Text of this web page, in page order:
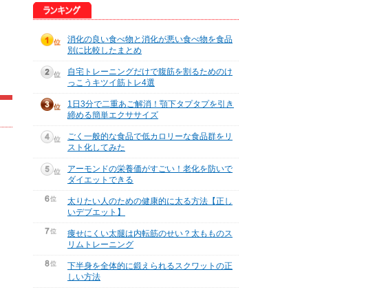
消化の良い食べ物と消化が悪い食べ物を食品
別に比較したまとめ
自宅トレーニングだけで腹筋を割るためのけ
っこうキツイ筋トレ4選
1日3分で二重あご解消！顎下タプタプを引き
締める簡単エクササイズ
ごく一般的な食品で低カロリーな食品群をリ
スト化してみた
アーモンドの栄養価がすごい！老化を防いで
ダイエットできる
太りたい人のための健康的に太る方法【正し
いデブエット】
痩せにくい太腿は内転筋のせい？太もものス
リムトレーニング
下半身を全体的に鍛えられるスクワットの正
しい方法